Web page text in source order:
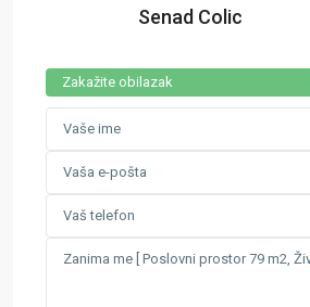
Senad Colic
Zakažite obilazak